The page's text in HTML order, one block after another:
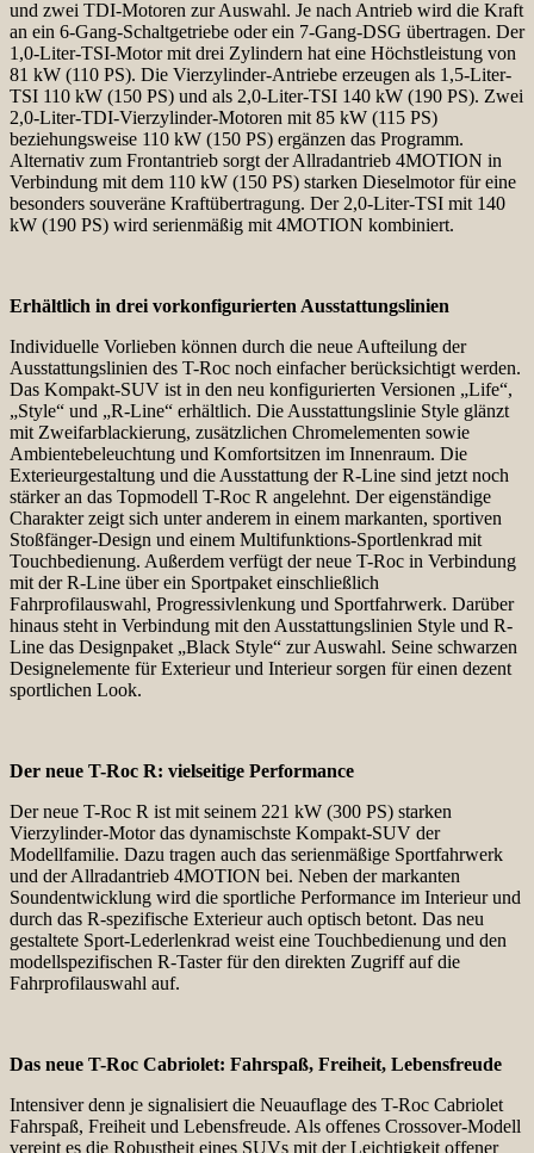
und zwei TDI-Motoren zur Auswahl. Je nach Antrieb wird die Kraft
an ein 6-Gang-Schaltgetriebe oder ein 7-Gang-DSG übertragen. Der
1,0-Liter-TSI-Motor mit drei Zylindern hat eine Höchstleistung von
81 kW (110 PS). Die Vierzylinder-Antriebe erzeugen als 1,5-Liter-
TSI 110 kW (150 PS) und als 2,0-Liter-TSI 140 kW (190 PS). Zwei
2,0-Liter-TDI-Vierzylinder-Motoren mit 85 kW (115 PS)
beziehungsweise 110 kW (150 PS) ergänzen das Programm.
Alternativ zum Frontantrieb sorgt der Allradantrieb 4MOTION in
Verbindung mit dem 110 kW (150 PS) starken Dieselmotor für eine
besonders souveräne Kraftübertragung. Der 2,0-Liter-TSI mit 140
kW (190 PS) wird serienmäßig mit 4MOTION kombiniert.
Erhältlich in drei vorkonfigurierten Ausstattungslinien
Individuelle Vorlieben können durch die neue Aufteilung der
Ausstattungslinien des T-Roc noch einfacher berücksichtigt werden.
Das Kompakt-SUV ist in den neu konfigurierten Versionen „Life“,
„Style“ und „R-Line“ erhältlich. Die Ausstattungslinie Style glänzt
mit Zweifarblackierung, zusätzlichen Chromelementen sowie
Ambientebeleuchtung und Komfortsitzen im Innenraum. Die
Exterieurgestaltung und die Ausstattung der R-Line sind jetzt noch
stärker an das Topmodell T-Roc R angelehnt. Der eigenständige
Charakter zeigt sich unter anderem in einem markanten, sportiven
Stoßfänger-Design und einem Multifunktions-Sportlenkrad mit
Touchbedienung. Außerdem verfügt der neue T-Roc in Verbindung
mit der R-Line über ein Sportpaket einschließlich
Fahrprofilauswahl, Progressivlenkung und Sportfahrwerk. Darüber
hinaus steht in Verbindung mit den Ausstattungslinien Style und R-
Line das Designpaket „Black Style“ zur Auswahl. Seine schwarzen
Designelemente für Exterieur und Interieur sorgen für einen dezent
sportlichen Look.
Der neue T-Roc R: vielseitige Performance
Der neue T-Roc R ist mit seinem 221 kW (300 PS) starken
Vierzylinder-Motor das dynamischste Kompakt-SUV der
Modellfamilie. Dazu tragen auch das serienmäßige Sportfahrwerk
und der Allradantrieb 4MOTION bei. Neben der markanten
Soundentwicklung wird die sportliche Performance im Interieur und
durch das R-spezifische Exterieur auch optisch betont. Das neu
gestaltete Sport-Lederlenkrad weist eine Touchbedienung und den
modellspezifischen R-Taster für den direkten Zugriff auf die
Fahrprofilauswahl auf.
Das neue T-Roc Cabriolet: Fahrspaß, Freiheit, Lebensfreude
Intensiver denn je signalisiert die Neuauflage des T-Roc Cabriolet
Fahrspaß, Freiheit und Lebensfreude. Als offenes Crossover-Modell
vereint es die Robustheit eines SUVs mit der Leichtigkeit offener